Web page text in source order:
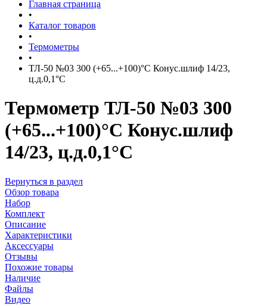
Главная страница
•
Каталог товаров
•
Термометры
•
ТЛ-50 №03 300 (+65...+100)°С Конус.шлиф 14/23,
ц.д.0,1°С
Термометр ТЛ-50 №03 300
(+65...+100)°С Конус.шлиф
14/23, ц.д.0,1°С
Вернуться в раздел
Обзор товара
Набор
Комплект
Описание
Характеристики
Аксессуары
Отзывы
Похожие товары
Наличие
Файлы
Видео